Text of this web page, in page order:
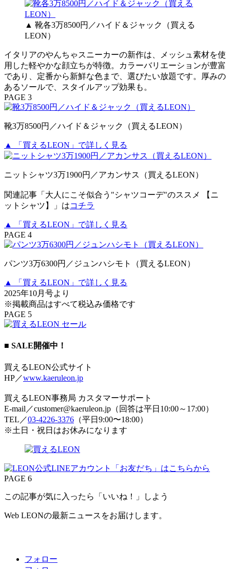
▲ 靴各3万8500円／ハイド＆ジャック（買える
LEON）
イタリアのやんちゃスニーカーの新作は、メッシュ素材を使
用した軽やかな顔立ちが特徴。カラーバリエーションが豊富
であり、定番から新鮮な色まで、選びたい放題です。厚みの
あるソールで、スタイルアップ効果も。
PAGE 3
靴3万8500円／ハイド＆ジャック（買えるLEON）
▲ 「買えるLEON」で詳しく見る
ニットシャツ3万1900円／アカンサス（買えるLEON）
関連記事「大人にこそ似合う"シャツコーデ"のススメ 【ニ
ットシャツ】」はコチラ
▲ 「買えるLEON」で詳しく見る
PAGE 4
パンツ3万6300円／ジュンハシモト（買えるLEON）
▲ 「買えるLEON」で詳しく見る
2025年10月号より
※掲載商品はすべて税込み価格です
PAGE 5
■ SALE開催中！
買えるLEON公式サイト
HP／www.kaeruleon.jp
買えるLEON事務局 カスタマーサポート
E-mail／customer@kaeruleon.jp（回答は平日10:00～17:00）
TEL／03-4226-3376 （平日9:00〜18:00）
※土日・祝日はお休みになります
PAGE 6
この記事が気に入ったら「いいね！」しよう
Web LEONの最新ニュースをお届けします。
フォロー